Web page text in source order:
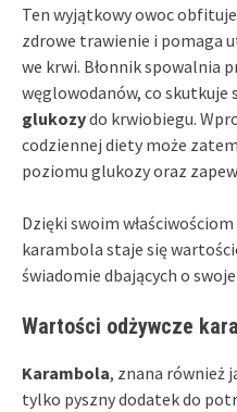
Ten wyjątkowy owoc
zdrowe trawienie i pomaga
we krwi. Błonnik spowalnia
węglowodanów, co
glukozydo krwiobiegu.
codziennej diety może
poziomu glukozy oraz
Dzięki swoim
karambola staje się
świadomie dbających o
Wartości odżywcze
Karambola, znana również
tylko pyszny dodatek do